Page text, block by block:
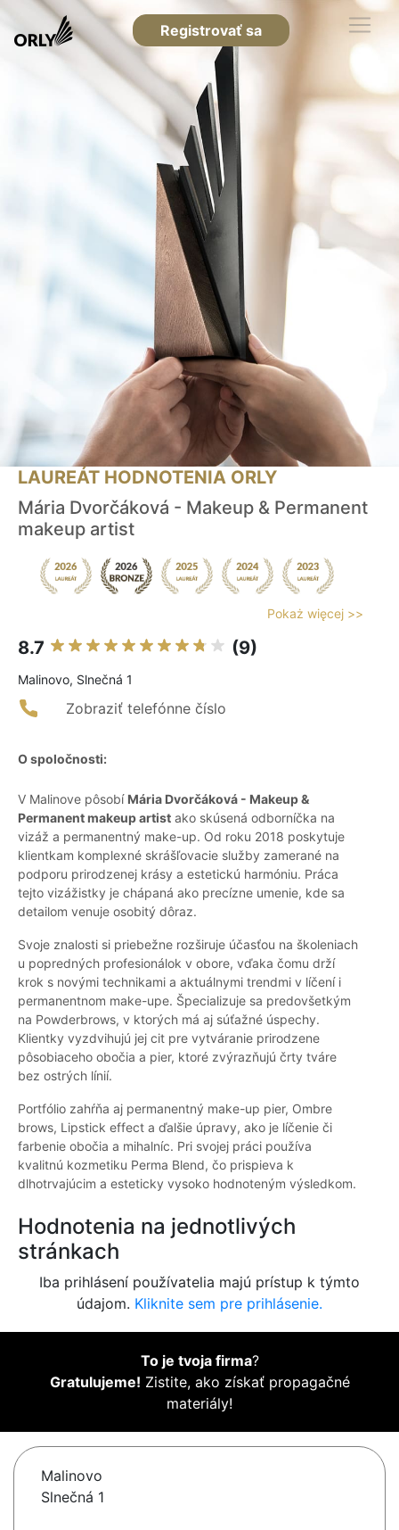
Registrovať sa
LAUREÁT HODNOTENIA ORLY
Mária Dvorčáková - Makeup & Permanent
makeup artist
Pokaż więcej >>
8.7 (9)
Malinovo, Slnečná 1
Zobraziť telefónne číslo
O spoločnosti:
V Malinove pôsobí Mária Dvorčáková - Makeup &
Permanent makeup artist ako skúsená odborníčka na
vizáž a permanentný make-up. Od roku 2018 poskytuje
klientkam komplexné skrášľovacie služby zamerané na
podporu prirodzenej krásy a estetickú harmóniu. Práca
tejto vizážistky je chápaná ako precízne umenie, kde sa
detailom venuje osobitý dôraz.
Svoje znalosti si priebežne rozširuje účasťou na školeniach
u popredných profesionálok v obore, vďaka čomu drží
krok s novými technikami a aktuálnymi trendmi v líčení i
permanentnom make-upe. Špecializuje sa predovšetkým
na Powderbrows, v ktorých má aj súťažné úspechy.
Klientky vyzdvihujú jej cit pre vytváranie prirodzene
pôsobiaceho obočia a pier, ktoré zvýrazňujú črty tváre
bez ostrých línií.
Portfólio zahŕňa aj permanentný make-up pier, Ombre
brows, Lipstick effect a ďalšie úpravy, ako je líčenie či
farbenie obočia a mihalníc. Pri svojej práci používa
kvalitnú kozmetiku Perma Blend, čo prispieva k
dlhotrvajúcim a esteticky vysoko hodnoteným výsledkom.
Hodnotenia na jednotlivých
stránkach
Iba prihlásení používatelia majú prístup k týmto
údajom. Kliknite sem pre prihlásenie.
To je tvoja firma?
Gratulujeme! Zistite, ako získať propagačné
materiály!
Malinovo
Slnečná 1